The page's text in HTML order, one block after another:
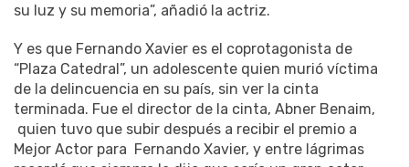
Y es que Fernando Xavier es el coprotagonista de
de la delincuencia en su país, sin ver la cinta
terminada. Fue el director de la cinta, Abner Benaim,
quien tuvo que subir después a recibir el premio a
Mejor Actor para Fernando Xavier, y entre lágrimas
recordó que siempre le dijo que sería un gran actor,
que al ver su película todos hablarían de él, pero por